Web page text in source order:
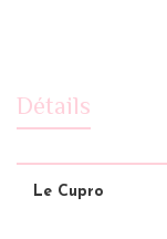
Détails
Le Cupro